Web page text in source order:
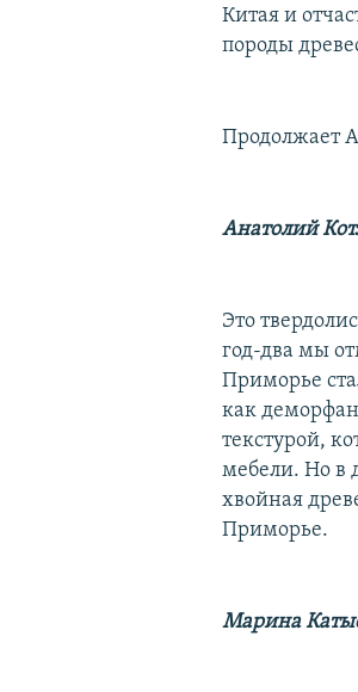
Китая и
породы
Продолжает
Анатолий
Это
год-два мы
Приморье
как
текстурой,
мебели. Но в
хвойная
Приморье.
Марина